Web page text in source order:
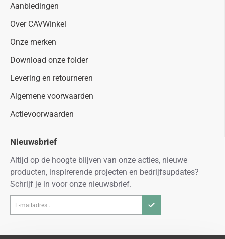
Aanbiedingen
Over CAVWinkel
Onze merken
Download onze folder
Levering en retourneren
Algemene voorwaarden
Actievoorwaarden
Nieuwsbrief
Altijd op de hoogte blijven van onze acties, nieuwe
producten, inspirerende projecten en bedrijfsupdates?
Schrijf je in voor onze nieuwsbrief.
mailadres...